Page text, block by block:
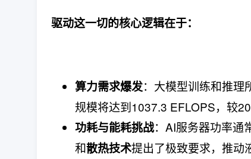
驱动这一切的核心逻辑在于：​
算力需求爆发：大模型训练和推
规模将达到1037.3 EFLOPS，较
功耗与能耗挑战：AI服务器功率通
和散热技术提出了极致要求，推动